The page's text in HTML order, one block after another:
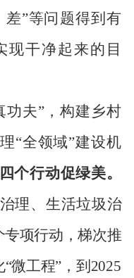
差”等问题得到有
现干净起来的目
功夫”，构建乡村
“全领域”建设机
四个行动促绿美。
理、生活垃圾治
项行动，梯次推
“微工程”， 到 2025